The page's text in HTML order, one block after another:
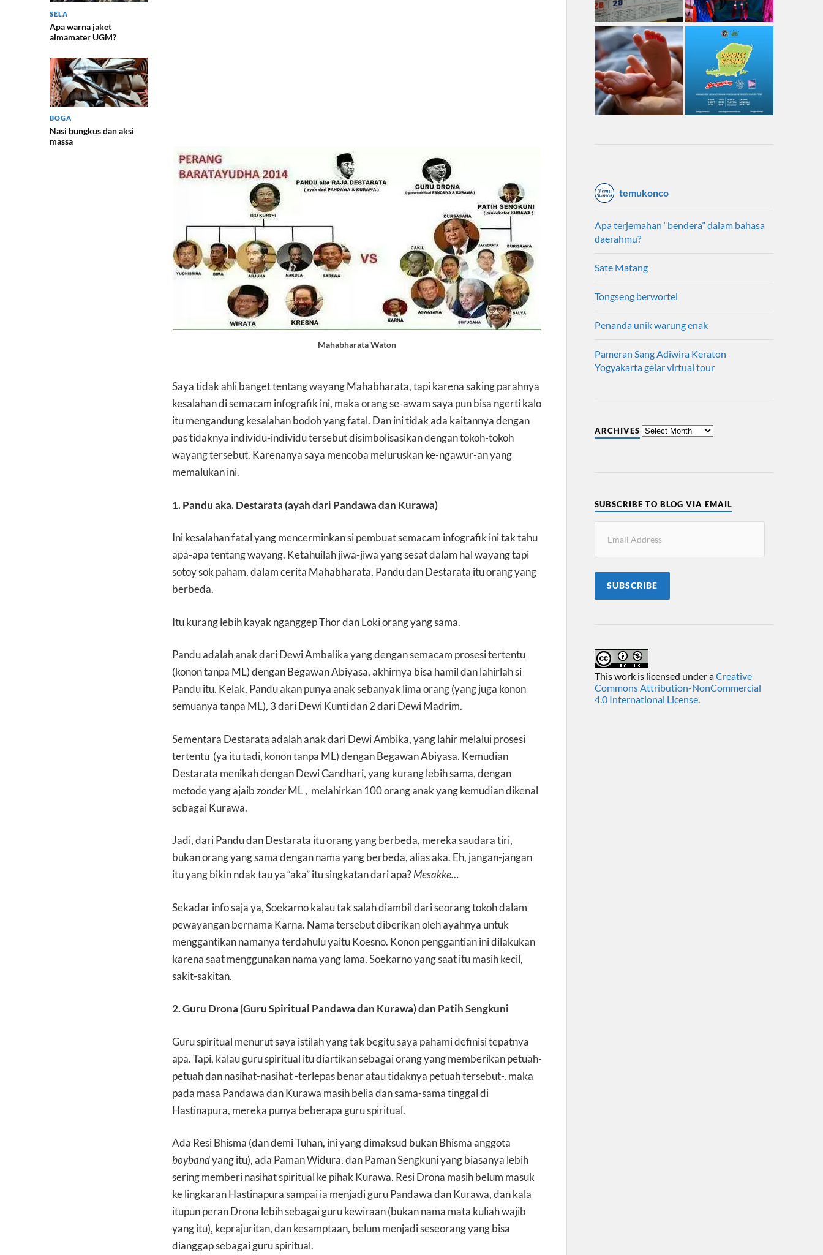
SELA
Apa warna jaket
almamater UGM?
BOGA
Nasi bungkus dan aksi
massa
Mahabharata Waton
Saya tidak ahli banget tentang wayang Mahabharata, tapi karena saking parahnya
kesalahan di semacam infografik ini, maka orang se-awam saya pun bisa ngerti kalo
itu mengandung kesalahan bodoh yang fatal. Dan ini tidak ada kaitannya dengan
pas tidaknya individu-individu tersebut disimbolisasikan dengan tokoh-tokoh
wayang tersebut. Karenanya saya mencoba meluruskan ke-ngawur-an yang
memalukan ini.
1. Pandu aka. Destarata (ayah dari Pandawa dan Kurawa)
Ini kesalahan fatal yang mencerminkan si pembuat semacam infografik ini tak tahu
apa-apa tentang wayang. Ketahuilah jiwa-jiwa yang sesat dalam hal wayang tapi
sotoy sok paham, dalam cerita Mahabharata, Pandu dan Destarata itu orang yang
berbeda.
Itu kurang lebih kayak nganggep Thor dan Loki orang yang sama.
Pandu adalah anak dari Dewi Ambalika yang dengan semacam prosesi tertentu
(konon tanpa ML) dengan Begawan Abiyasa, akhirnya bisa hamil dan lahirlah si
Pandu itu. Kelak, Pandu akan punya anak sebanyak lima orang (yang juga konon
semuanya tanpa ML), 3 dari Dewi Kunti dan 2 dari Dewi Madrim.
Sementara Destarata adalah anak dari Dewi Ambika, yang lahir melalui prosesi
tertentu (ya itu tadi, konon tanpa ML) dengan Begawan Abiyasa. Kemudian
Destarata menikah dengan Dewi Gandhari, yang kurang lebih sama, dengan
metode yang ajaibzonderML , melahirkan 100 orang anak yang kemudian dikenal
sebagai Kurawa.
Jadi, dari Pandu dan Destarata itu orang yang berbeda, mereka saudara tiri,
bukan orang yang sama dengan nama yang berbeda, alias aka. Eh, jangan-jangan
itu yang bikin ndak tau ya “aka” itu singkatan dari apa?Mesakke…
Sekadar info saja ya, Soekarno kalau tak salah diambil dari seorang tokoh dalam
pewayangan bernama Karna. Nama tersebut diberikan oleh ayahnya untuk
menggantikan namanya terdahulu yaitu Koesno. Konon penggantian ini dilakukan
karena saat menggunakan nama yang lama, Soekarno yang saat itu masih kecil,
sakit-sakitan.
2. Guru Drona (Guru Spiritual Pandawa dan Kurawa) dan Patih Sengkuni
Guru spiritual menurut saya istilah yang tak begitu saya pahami definisi tepatnya
apa. Tapi, kalau guru spiritual itu diartikan sebagai orang yang memberikan petuah-
petuah dan nasihat-nasihat -terlepas benar atau tidaknya petuah tersebut-, maka
pada masa Pandawa dan Kurawa masih belia dan sama-sama tinggal di
Hastinapura, mereka punya beberapa guru spiritual.
Ada Resi Bhisma (dan demi Tuhan, ini yang dimaksud bukan Bhisma anggota
boybandyang itu), ada Paman Widura, dan Paman Sengkuni yang biasanya lebih
sering memberi nasihat spiritual ke pihak Kurawa. Resi Drona masih belum masuk
ke lingkaran Hastinapura sampai ia menjadi guru Pandawa dan Kurawa, dan kala
itupun peran Drona lebih sebagai guru kewiraan (bukan nama mata kuliah wajib
yang itu), keprajuritan, dan kesamptaan, belum menjadi seseorang yang bisa
dianggap sebagai guru spiritual.
temukonco
Apa terjemahan “bendera” dalam bahasa
daerahmu?
Sate Matang
Tongseng berwortel
Penanda unik warung enak
Pameran Sang Adiwira Keraton
Yogyakarta gelar virtual tour
ARCHIVES
SUBSCRIBE TO BLOG VIA EMAIL
SUBSCRIBE
This work is licensed under aCreative
Commons Attribution-NonCommercial
4.0 International License.